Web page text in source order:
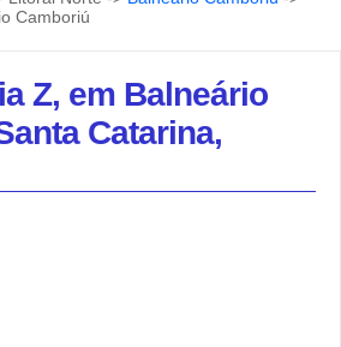
Camboriú
Z, em Balneário
Catarina,